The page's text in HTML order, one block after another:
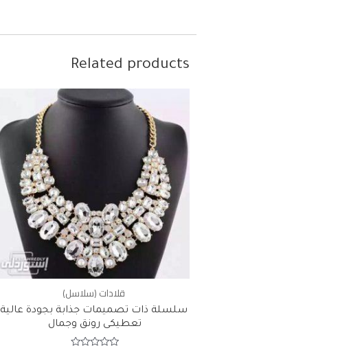
Related products
قلادات (سلاسل)
سلسلة ذات تصميمات جذابة بجودة عالية
تعطيكى رونق وجمال